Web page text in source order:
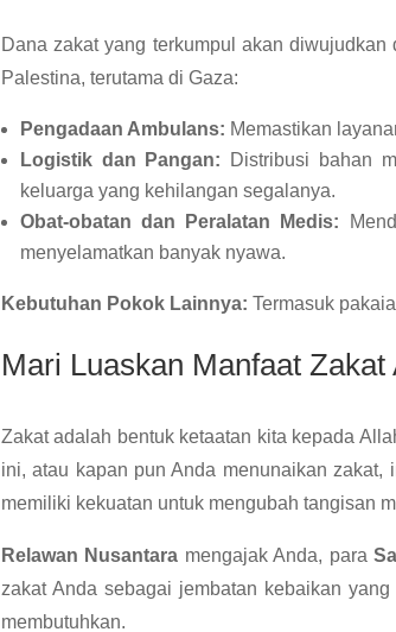
Dana zakat yang terkumpul akan
Palestina, terutama di Gaza:
Pengadaan Ambulans: Memastikan
Logistik dan Pangan: Distribusi bahan
keluarga yang kehilangan segalanya.
Obat-obatan dan Peralatan Medis:
menyelamatkan banyak nyawa.
Kebutuhan Pokok Lainnya: Termasuk
Mari Luaskan Manfaat
Zakat adalah bentuk ketaatan kita kepada
ini, atau kapan pun Anda menunaikan
memiliki kekuatan untuk mengubah tangisan
Relawan Nusantara mengajak Anda, para
zakat Anda sebagai jembatan kebaikan
membutuhkan.